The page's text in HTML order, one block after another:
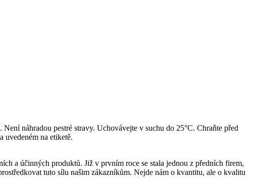
náhradou pestré stravy. Uchovávejte v suchu do 25°C. Chraňte před
uvedeném na etiketě.
a účinných produktů. Již v prvním roce se stala jednou z předních firem,
tuto sílu našim zákazníkům. Nejde nám o kvantitu, ale o kvalitu